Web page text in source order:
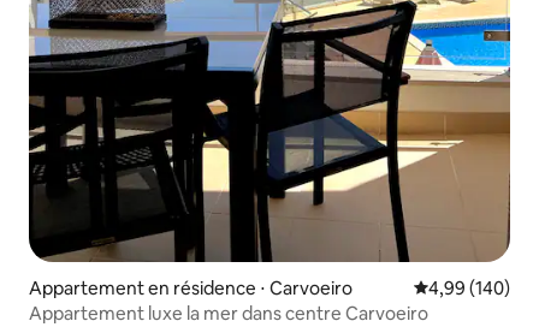
Appartement en résidence ⋅ Carvoeiro Évaluation
4,99 (140)
Appartement luxe la mer dans centre Carvoeiro